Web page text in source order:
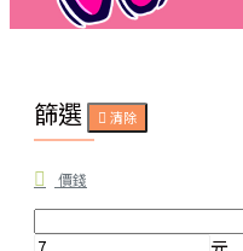
篩選 清除
價錢